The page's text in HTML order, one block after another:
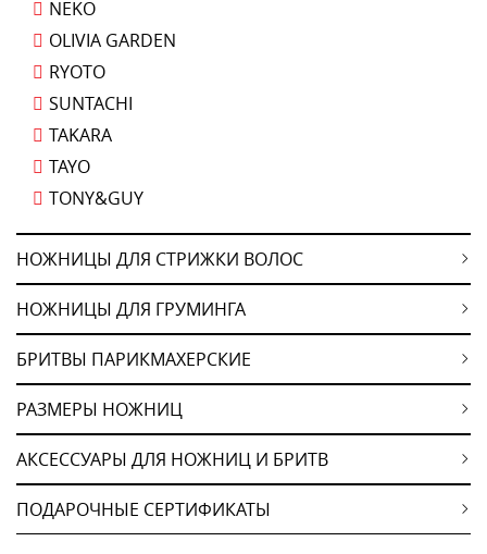
NEKO
OLIVIA GARDEN
RYOTO
SUNTACHI
TAKARA
TAYO
TONY&GUY
НОЖНИЦЫ ДЛЯ СТРИЖКИ ВОЛОС
НОЖНИЦЫ ДЛЯ ГРУМИНГА
БРИТВЫ ПАРИКМАХЕРСКИЕ
РАЗМЕРЫ НОЖНИЦ
АКСЕССУАРЫ ДЛЯ НОЖНИЦ И БРИТВ
ПОДАРОЧНЫЕ СЕРТИФИКАТЫ